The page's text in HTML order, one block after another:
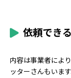
依頼でき
内容は事業者によ
ッターさんもいま